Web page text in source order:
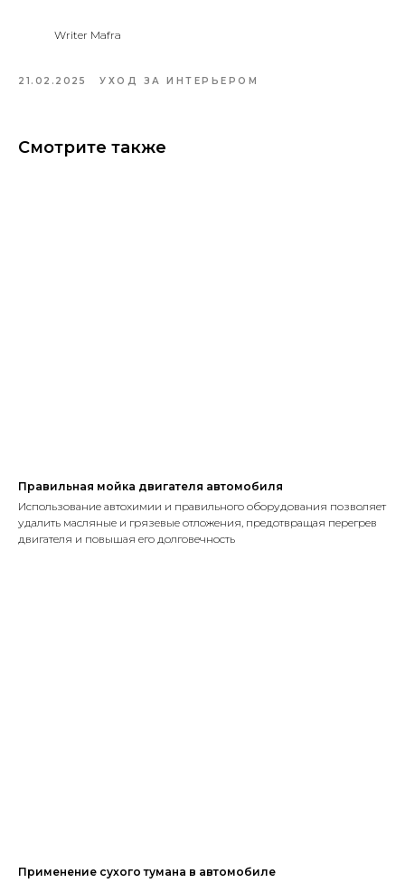
Writer Mafra
21.02.2025 УХОД ЗА ИНТЕРЬЕРОМ
Смотрите также
Правильная мойка двигателя автомобиля
Использование автохимии и правильного оборудования позволяет
удалить масляные и грязевые отложения, предотвращая перегрев
двигателя и повышая его долговечность
Применение сухого тумана в автомобиле